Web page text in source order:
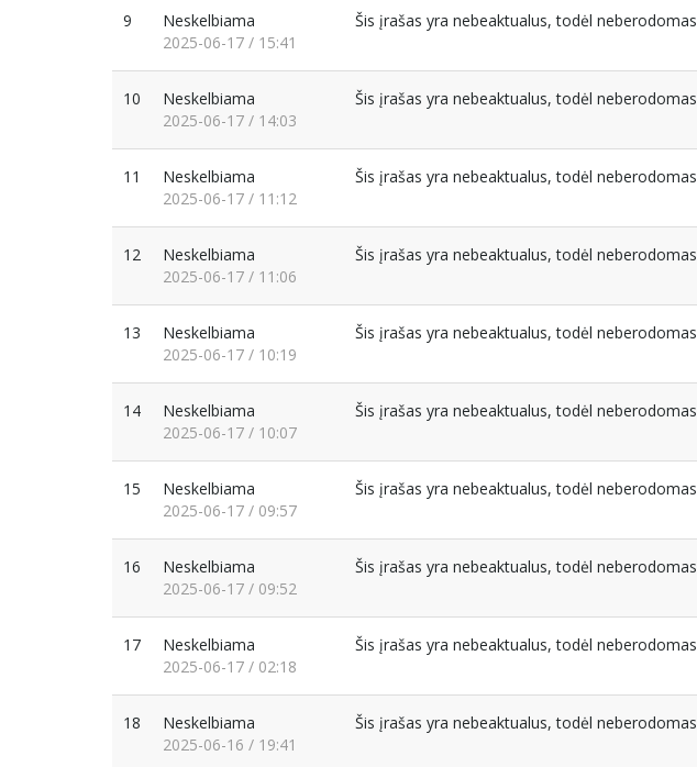
9
Neskelbiama
2025-06-17 / 15:41
Šis įrašas yra nebeaktualus, todėl neberodomas
10
Neskelbiama
2025-06-17 / 14:03
Šis įrašas yra nebeaktualus, todėl neberodomas
11
Neskelbiama
2025-06-17 / 11:12
Šis įrašas yra nebeaktualus, todėl neberodomas
12
Neskelbiama
2025-06-17 / 11:06
Šis įrašas yra nebeaktualus, todėl neberodomas
13
Neskelbiama
2025-06-17 / 10:19
Šis įrašas yra nebeaktualus, todėl neberodomas
14
Neskelbiama
2025-06-17 / 10:07
Šis įrašas yra nebeaktualus, todėl neberodomas
15
Neskelbiama
2025-06-17 / 09:57
Šis įrašas yra nebeaktualus, todėl neberodomas
16
Neskelbiama
2025-06-17 / 09:52
Šis įrašas yra nebeaktualus, todėl neberodomas
17
Neskelbiama
2025-06-17 / 02:18
Šis įrašas yra nebeaktualus, todėl neberodomas
18
Neskelbiama
2025-06-16 / 19:41
Šis įrašas yra nebeaktualus, todėl neberodomas